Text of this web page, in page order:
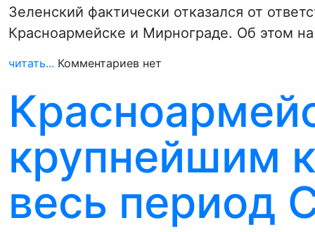
Зеленский фактически отказался от
Красноармейске и Мирнограде. Об этом
читать... Комментариев нет
крупнейшим
весь период